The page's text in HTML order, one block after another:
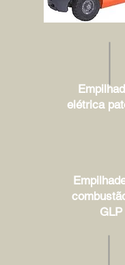
elétrica
GLP